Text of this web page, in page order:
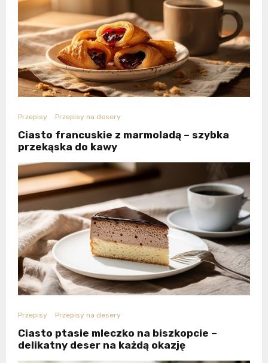
Przepisy Przepisy na desery
Ciasto francuskie z marmoladą – szybka
przekąska do kawy
Przepisy Przepisy na desery
Ciasto ptasie mleczko na biszkopcie –
delikatny deser na każdą okazję